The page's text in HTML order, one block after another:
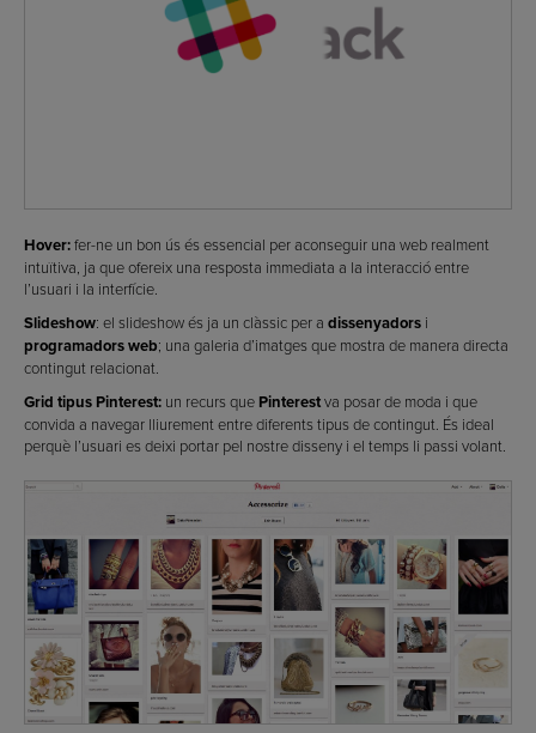
Hover:fer-ne un bon ús és essencial per aconseguir una web realment
intuïtiva, ja que ofereix una resposta immediata a la interacció entre
l’usuari i la interfície.
Slideshow: el slideshow és ja un clàssic per a dissenyadors i
programadors web; una galeria d’imatges que mostra de manera directa
contingut relacionat.
Grid tipus Pinterest: un recurs que Pinterestva posar de moda i que
convida a navegar lliurement entre diferents tipus de contingut. És ideal
perquè l’usuari es deixi portar pel nostre disseny i el temps li passi volant.